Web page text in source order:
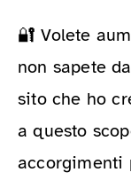
🔐 Volete
non sapete
sito che ho
a questo
accorgimenti